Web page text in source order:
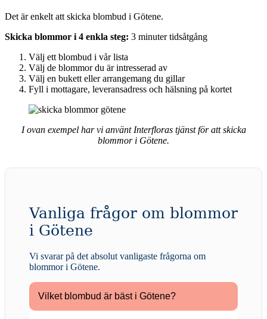
Det är enkelt att skicka blombud i Götene.
Skicka blommor i 4 enkla steg: 3 minuter tidsåtgång
Välj ett blombud i vår lista
Välj de blommor du är intresserad av
Välj en bukett eller arrangemang du gillar
Fyll i mottagare, leveransadress och hälsning på kortet
I ovan exempel har vi använt Interfloras tjänst för att skicka
blommor i Götene.
Vanliga frågor om blommor
i Götene
Vi svarar på det absolut vanligaste frågorna om
blommor i Götene.
Vilket blombud är bäst i Götene?